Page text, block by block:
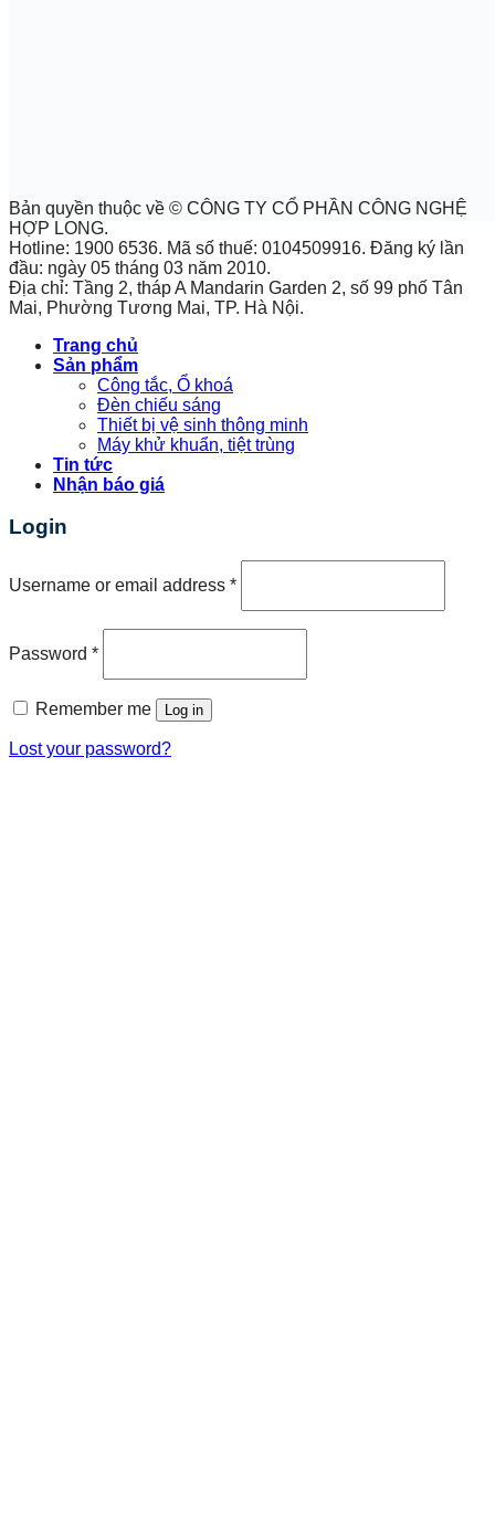
Bản quyền thuộc về © CÔNG TY CỔ PHẦN CÔNG NGHỆ
HỢP LONG.
Hotline: 1900 6536. Mã số thuế: 0104509916. Đăng ký lần
đầu: ngày 05 tháng 03 năm 2010.
Địa chỉ: Tầng 2, tháp A Mandarin Garden 2, số 99 phố Tân
Mai, Phường Tương Mai, TP. Hà Nội.
Trang chủ
Sản phẩm
Công tắc, Ổ khoá
Đèn chiếu sáng
Thiết bị vệ sinh thông minh
Máy khử khuẩn, tiệt trùng
Tin tức
Nhận báo giá
Login
Username or email address *
Password *
Remember me Log in
Lost your password?